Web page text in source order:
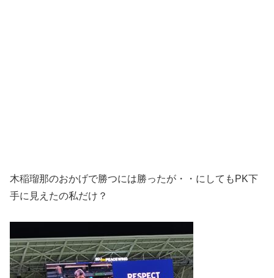
木稲瑠那のおかげで勝つには勝ったが・・にしてもPK下
手に見えたの私だけ？